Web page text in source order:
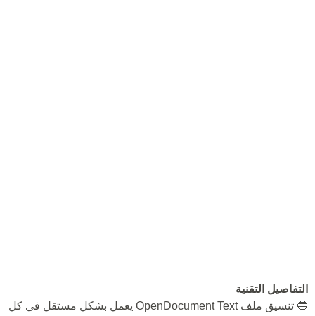
التفاصيل التقنية
🔵 تنسيق ملف OpenDocument Text يعمل بشكل مستقل في كل